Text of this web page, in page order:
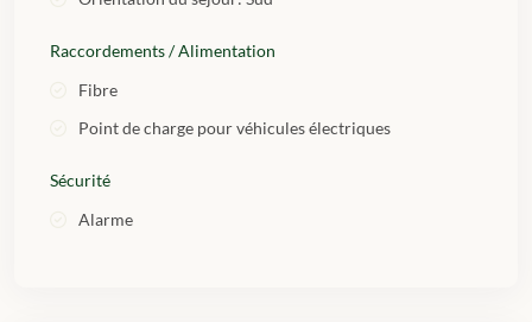
Raccordements / Alimentation
Fibre
Point de charge pour véhicules électriques
Sécurité
Alarme